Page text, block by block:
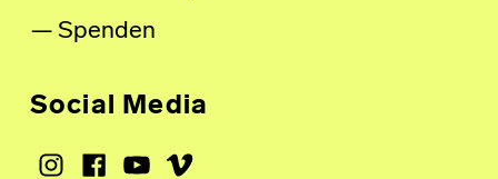
Spenden
Social Media
Instagram
Facebook
Youtube
Vimeo